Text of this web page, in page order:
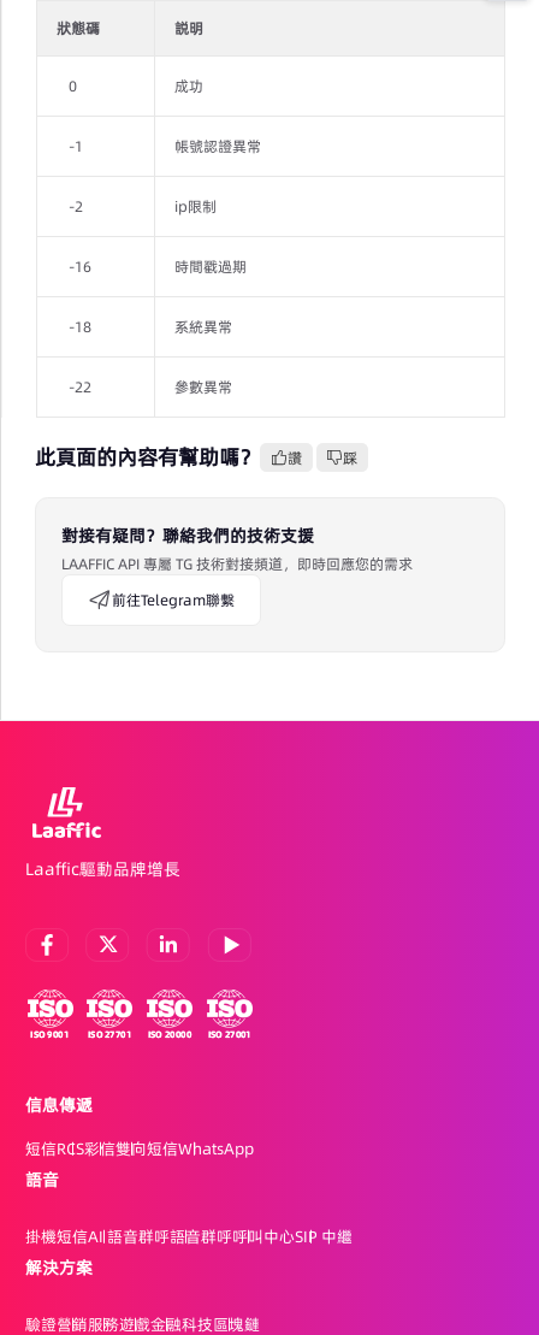
狀態碼 説明
0 成功
-1 帳號認證異常
-2 ip限制
-16 時間戳過期
-18 系統異常
-22 參數異常
此頁面的內容有幫助嗎？ 讚 踩
對接有疑問？聯絡我們的技術支援
LAAFFIC API 專屬 TG 技術對接頻道，即時回應您的需求
前往Telegram聯繫
Laaffic驅動品牌增長
信息傳遞
短信RCS彩信雙向短信WhatsApp
語音
掛機短信AI 語音群呼語音群呼呼叫中心SIP 中繼
解決方案
驗證營銷服務遊戲金融科技區塊鏈